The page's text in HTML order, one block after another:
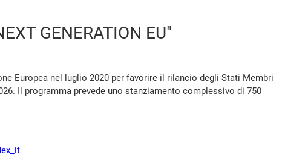
GENERATION EU"
Europea nel luglio 2020 per favorire il rilancio degli Stati Membri
Il programma prevede uno stanziamento complessivo di 750